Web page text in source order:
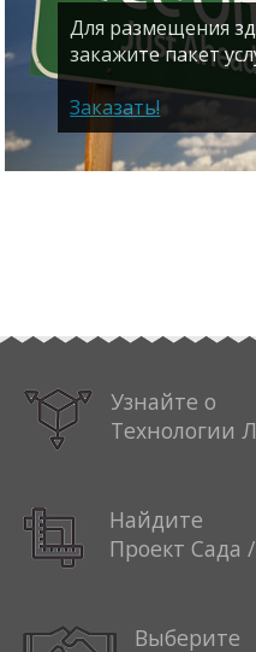
Для размещения
закажите пакет
Заказать!
Узнайте о
Технологии
Найдите
Проект Сада
Выберите